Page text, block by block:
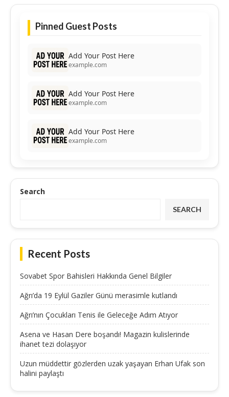
Pinned Guest Posts
Add Your Post Here
example.com
Add Your Post Here
example.com
Add Your Post Here
example.com
Search
SEARCH
Recent Posts
Sovabet Spor Bahisleri Hakkında Genel Bilgiler
Ağrı’da 19 Eylül Gaziler Günü merasimle kutlandı
Ağrı’nın Çocukları Tenis ile Geleceğe Adım Atıyor
Asena ve Hasan Dere boşandı! Magazin kulislerinde
ihanet tezi dolaşıyor
Uzun müddettir gözlerden uzak yaşayan Erhan Ufak son
halini paylaştı